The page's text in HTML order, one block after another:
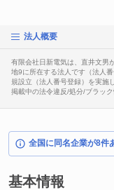
法人概要
有限会社日新電気は、直井文男
地9に所在する法人です（法人
規設立（法人番号登録）を実施
掲載中の法令違反/処分/ブラック
全国に同名企業が8件
基本情報